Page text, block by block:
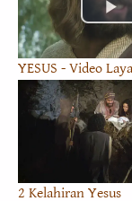
YESUS - Video
2 Kelahiran Yesus